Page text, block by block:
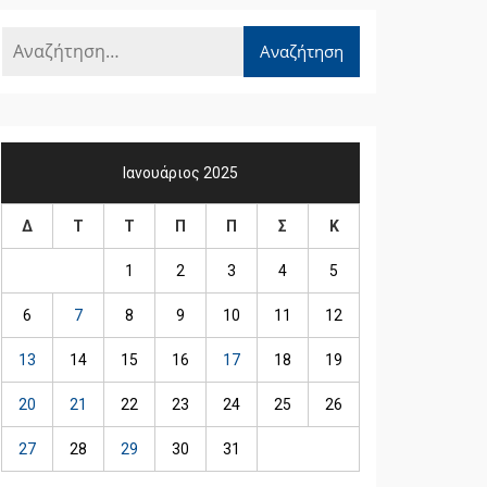
Ιανουάριος 2025
Δ Τ Τ Π Π Σ Κ
1 2 3 4 5
6 7 8 9 10 11 12
13 14 15 16 17 18 19
20 21 22 23 24 25 26
27 28 29 30 31